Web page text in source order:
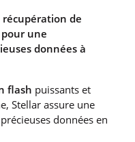
récupération de
une
données à
flash puissants et
Stellar assure une
données en